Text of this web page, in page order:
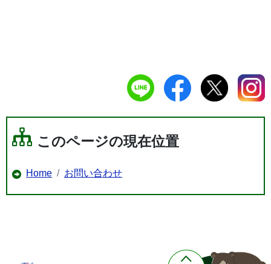
このページの現在位置
Home お問い合わせ